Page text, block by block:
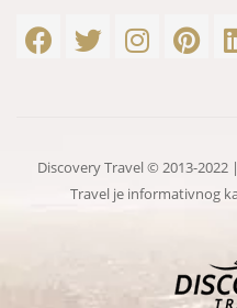
Discovery Travel © 2013-2022
Travel je informativnog